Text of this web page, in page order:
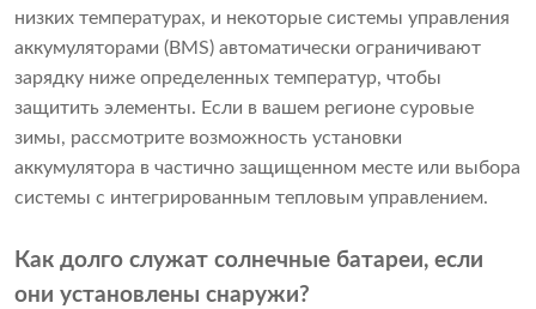
низких температурах, и некоторые системы управления
аккумуляторами (BMS) автоматически ограничивают
зарядку ниже определенных температур, чтобы
защитить элементы. Если в вашем регионе суровые
зимы, рассмотрите возможность установки
аккумулятора в частично защищенном месте или выбора
системы с интегрированным тепловым управлением.
Как долго служат солнечные батареи, если
они установлены снаружи?